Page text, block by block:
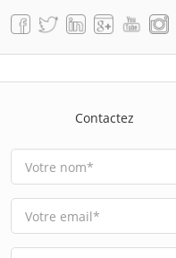
Contactez